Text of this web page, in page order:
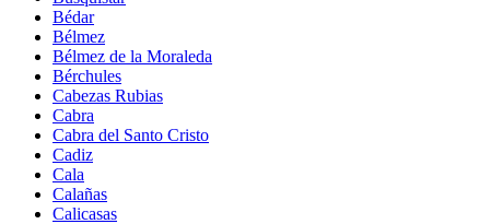
Bédar
Bélmez
Bélmez de la Moraleda
Bérchules
Cabezas Rubias
Cabra
Cabra del Santo Cristo
Cadiz
Cala
Calañas
Calicasas